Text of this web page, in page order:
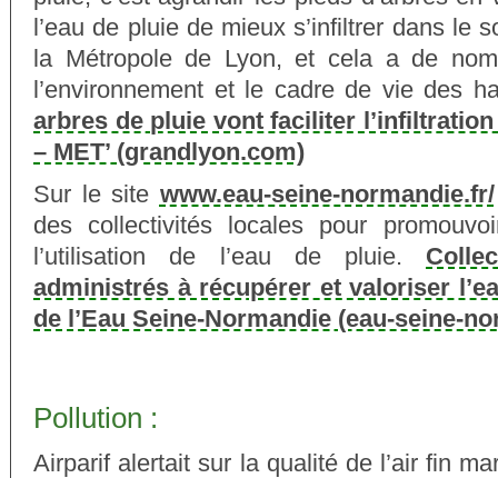
l’eau de pluie de mieux s’infiltrer dans le
la Métropole de Lyon, et cela a de
l’environnement et le cadre de vie des
arbres de pluie vont faciliter l’infiltration
– MET’ (grandlyon.com)
Sur le site www.eau-seine-normandie.fr/
des collectivités locales pour
l’utilisation de l’eau de pluie.
administrés à récupérer et valoriser
de l’Eau Seine-Normandie (eau-seine-
Pollution :
Airparif alertait sur la qualité de l’air fin